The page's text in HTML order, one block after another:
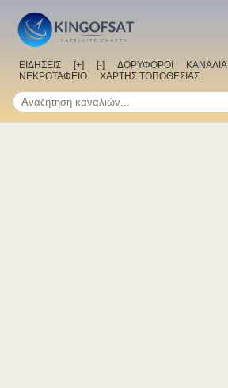
ΕΙΔΗΣΕΙΣ [+] [-] ΔΟΡΥΦΟΡΟΙ ΚΑΝΑΛΙΑ
ΝΕΚΡΟΤΑΦΕΙΟ
ΧΑΡΤΗΣ ΤΟΠΟΘΕΣΙΑΣ